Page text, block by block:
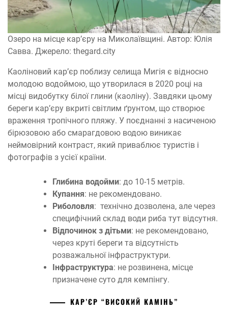
Озеро на місце кар’єру на Миколаївщині. Автор: Юлія
Савва. Джерело: thegard.city
Каоліновий кар’єр поблизу селища Мигія є відносно
молодою водоймою, що утворилася в 2020 році на
місці видобутку білої глини (каоліну). Завдяки цьому
береги кар’єру вкриті світлим ґрунтом, що створює
враження тропічного пляжу. У поєднанні з насиченою
бірюзовою або смарагдовою водою виникає
неймовірний контраст, який приваблює туристів і
фотографів з усієї країни.
Глибина водойми: до 10-15 метрів.
Купання: не рекомендовано.
Риболовля: технічно дозволена, але через
специфічний склад води риба тут відсутня.
Відпочинок з дітьми: не рекомендовано,
через круті береги та відсутність
розважальної інфраструктури.
Інфраструктура: не розвинена, місце
призначене суто для кемпінгу.
КАР’ЄР “ВИСОКИЙ КАМІНЬ”